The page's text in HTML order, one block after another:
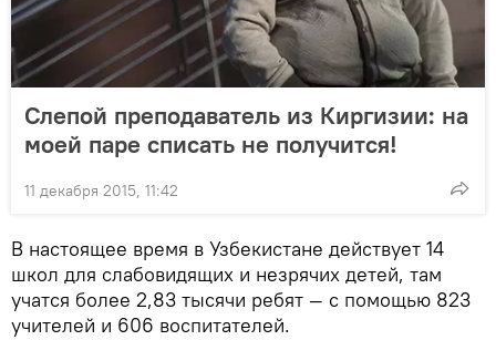
Слепой преподаватель из Киргизии: на
моей паре списать не получится!
11 декабря 2015, 11:42
В настоящее время в Узбекистане действует 14
школ для слабовидящих и незрячих детей, там
учатся более 2,83 тысячи ребят — с помощью 823
учителей и 606 воспитателей.